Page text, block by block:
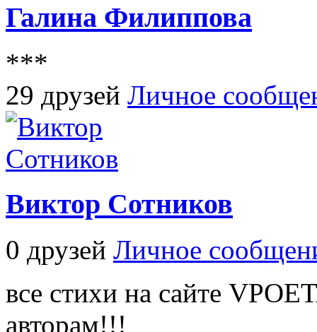
Галина Филиппова
***
29 друзей Личное
Виктор Сотников
0 друзей Личное
все стихи на сайте
авторам!!!